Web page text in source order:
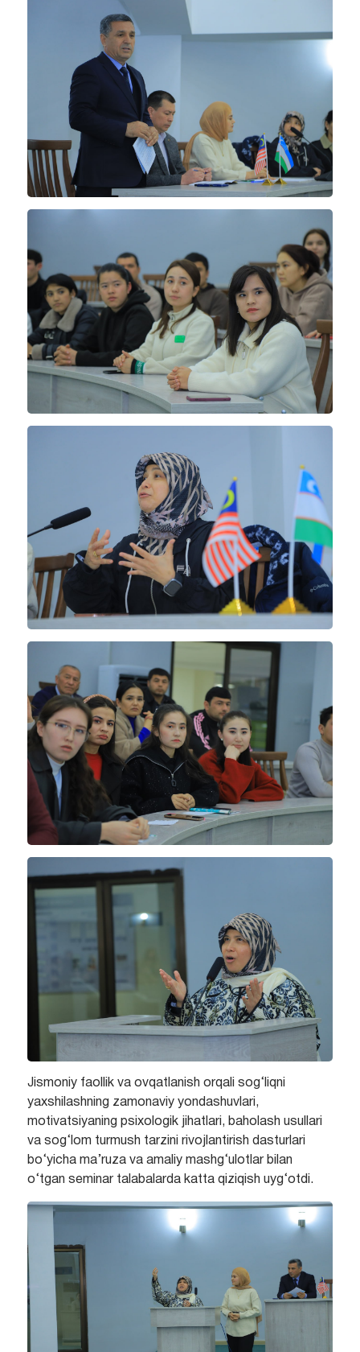
Jismoniy faollik va ovqatlanish orqali sog‘liqni
yaxshilashning zamonaviy yondashuvlari,
motivatsiyaning psixologik jihatlari, baholash usullari
va sog‘lom turmush tarzini rivojlantirish dasturlari
bo‘yicha ma’ruza va amaliy mashg‘ulotlar bilan
o‘tgan seminar talabalarda katta qiziqish uyg‘otdi.